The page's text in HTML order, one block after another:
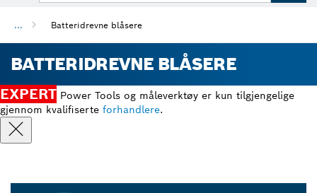
... Batteridrevne blåsere
BATTERIDREVNE BLÅSERE
EXPERT Power Tools og måleverktøy er kun tilgjengelige
gjennom kvalifiserte forhandlere.